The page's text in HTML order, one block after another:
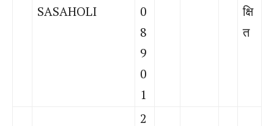
SASAHOLI
0
8
9
0
1
क्षि
त
2